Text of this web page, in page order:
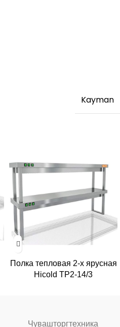
Kayman
Полка тепловая 2-х ярусная
Hicold TP2-14/3
Чувашторгтехника